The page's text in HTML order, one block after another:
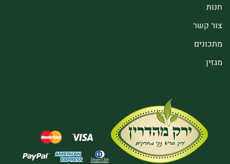
חנות
צור קשר
מתכונים
מגזין